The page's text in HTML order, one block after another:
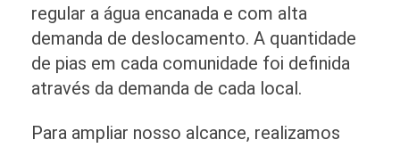
regular a água encanada e com alta
demanda de deslocamento. A quantidade
de pias em cada comunidade foi definida
através da demanda de cada local.
Para ampliar nosso alcance, realizamos